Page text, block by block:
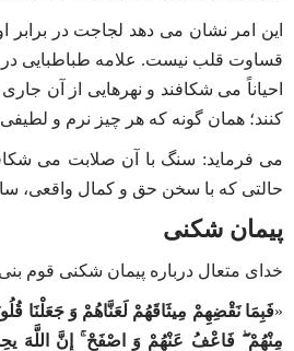
این امر نشان می ‌دهد لجاجت در برابر
قساوت قلب نیست. علامه طباطبایی در
احیاناً می ‌شکافند و نهرهایی از آن
کنند؛ همان ‌گونه که هر چیز نرم و
می فرماید: سنگ با آن صلابت می‌
حالتی که با سخن حق و کمال واقعی،
پیمان شکنی
خدای متعال درباره پیمان ‌شکنی قوم
«فَبِمَا نَقْضِهِمْ مِیثَاقَهُمْ لَعَنَّاهُمْ وَ جَعَلْنَا
مِنْهُمْ ۖ فَاعْفُ عَنْهُمْ وَ اصْفَحْ ۚ إِنَّ اللَّهَ